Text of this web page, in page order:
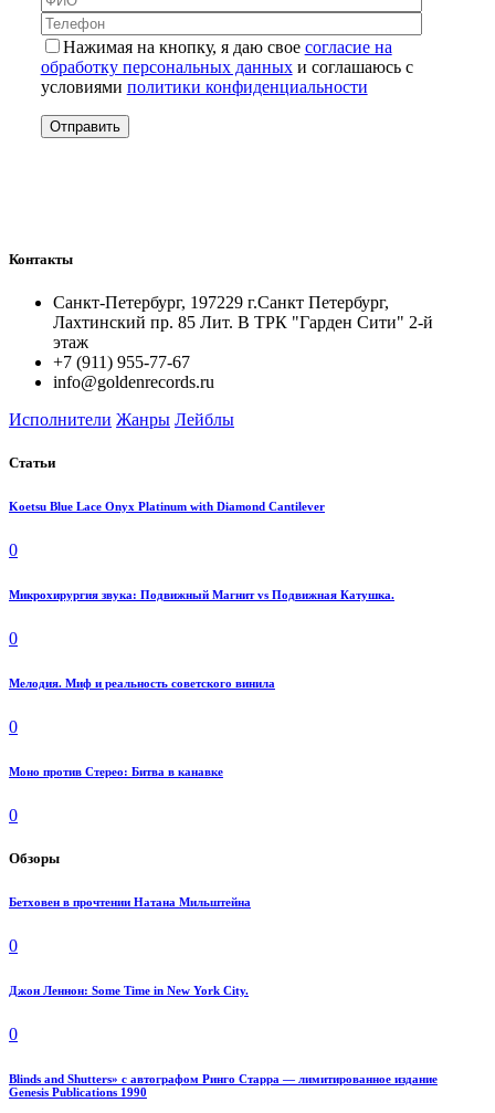
Нажимая на кнопку, я даю свое согласие на
обработку персональных данныхи соглашаюсь с
условиями политики конфиденциальности
Контакты
Санкт-Петербург, 197229 г.Санкт Петербург,
Лахтинский пр. 85 Лит. B ТРК "Гарден Сити" 2-й
этаж
+7 (911) 955-77-67
info@goldenrecords.ru
Исполнители Жанры Лейблы
Статьи
Koetsu Blue Lace Onyx Platinum with Diamond Cantilever
0
Микрохирургия звука: Подвижный Магнит vs Подвижная Катушка.
0
Мелодия. Миф и реальность советского винила
0
Моно против Стерео: Битва в канавке
0
Обзоры
Бетховен в прочтении Натана Мильштейна
0
Джон Леннон: Some Time in New York City.
0
Blinds and Shutters» с автографом Ринго Старра — лимитированное издание
Genesis Publications 1990